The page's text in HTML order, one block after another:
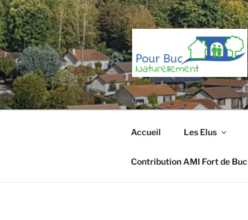
Aller
au
contenu
principal
Accueil Les Elus
Contribution AMI Fort de Buc